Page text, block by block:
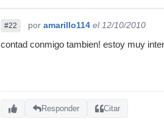
#22 por amarillo114 el 12/10/2010
contad conmigo tambien! estoy muy
Responder Citar